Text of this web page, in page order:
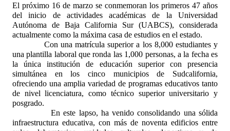
El próximo 16 de marzo se conmemoran los primeros 47 años
del inicio de actividades académicas de la Universidad
Autónoma de Baja California Sur (UABCS), considerada
actualmente como la máxima casa de estudios en el estado.
Con una matrícula superior a los 8,000 estudiantes y
una plantilla laboral que ronda las 1,000 personas, a la fecha es
la única institución de educación superior con presencia
simultánea en los cinco municipios de Sudcalifornia,
ofreciendo una amplia variedad de programas educativos tanto
de nivel licenciatura, como técnico superior universitario y
posgrado.
En este lapso, ha venido consolidando una sólida
infraestructura educativa, con más de noventa edificios entre